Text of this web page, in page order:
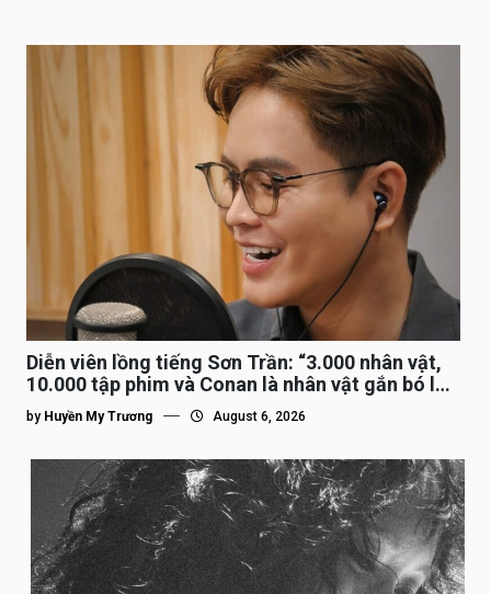
Diễn viên lồng tiếng Sơn Trần: “3.000 nhân vật,
10.000 tập phim và Conan là nhân vật gắn bó lâu
nhất”
by Huyền My Trương August 6, 2026